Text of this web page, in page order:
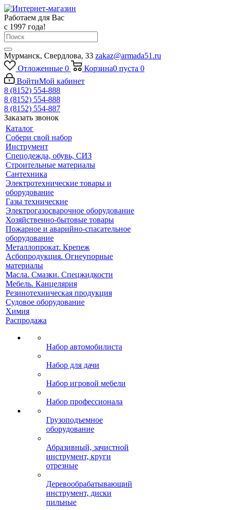
Работаем для Вас
с 1997 года!
Мурманск, Свердлова, 33 zakaz@armada51.ru
Отложенные 0 Корзина0 пуста 0
ВойтиМой кабинет
8 (8152) 554-888
8 (8152) 554-888
8 (8152) 554-887
Заказать звонок
Каталог
Собери свой набор
Инструмент
Спецодежда, обувь, СИЗ
Строительные материалы
Сантехника
Электротехнические товары и
оборудование
Газы технические
Электрогазосварочное оборудование
Хозяйственно-бытовые товары
Пожарное и аварийно-спасательное
оборудование
Металлопрокат. Крепеж
Асбопродукция. Огнеупорные
материалы
Масла. Смазки. Спецжидкости
Мебель. Канцелярия
Резинотехническая продукция
Судовое оборудование
Химия
Распродажа
Набор автомобилиста
Набор для дачи
Набор игровой мебели
Набор профессионала
Грузоподъемное
оборудование
Абразивный, зачистной
инструмент, круги
отрезные
Деревообрабатывающий
инструмент, диски
пильные